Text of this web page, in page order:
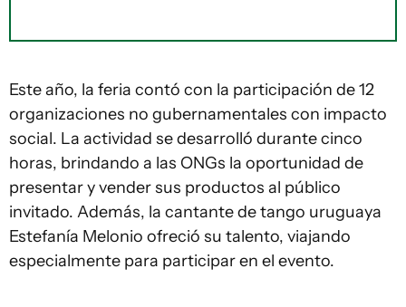
Este año, la feria contó con la participación de 12
organizaciones no gubernamentales con impacto
social. La actividad se desarrolló durante cinco
horas, brindando a las ONGs la oportunidad de
presentar y vender sus productos al público
invitado. Además, la cantante de tango uruguaya
Estefanía Melonio ofreció su talento, viajando
especialmente para participar en el evento.